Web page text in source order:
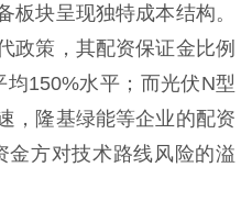
板块呈现独特成本结构。
政策，其配资保证金比例
150%水平；而光伏N型
，隆基绿能等企业的配资
金方对技术路线风险的溢